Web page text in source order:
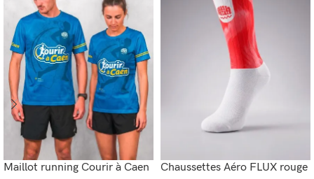
Maillot running Courir à Caen Chaussettes Aéro FLUX rouge